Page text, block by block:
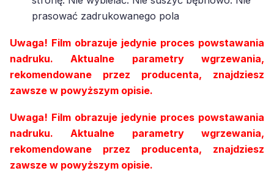
prasować zadrukowanego pola
Uwaga! Film obrazuje jedynie proces powstawania
nadruku. Aktualne parametry wgrzewania,
rekomendowane przez producenta, znajdziesz
zawsze w powyższym opisie.
Uwaga! Film obrazuje jedynie proces powstawania
nadruku. Aktualne parametry wgrzewania,
rekomendowane przez producenta, znajdziesz
zawsze w powyższym opisie.